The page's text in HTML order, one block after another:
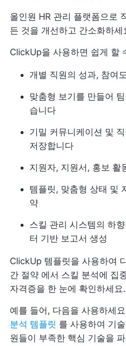
올인원 HR 관리 플랫폼으로
든 것을 개선하고 간소화하세
ClickUp을 사용하면 쉽게 할
개별 직원의 성과, 참여
맞춤형 보기를 만들어
습니다
기밀 커뮤니케이션 및
저장합니다
지원자, 지원서, 홍보 활
템플릿, 맞춤형 상태 및
약
스킬 관리 시스템의 하
터 기반 보고서 생성
ClickUp 템플릿을 사용하여
간 절약 에서 스킬 분석에 집
자격증을 한 눈에 확인하세요.
예를 들어, 다음을 사용하세요
분석 템플릿 를 사용하여 기
원들이 부족한 핵심 기술을